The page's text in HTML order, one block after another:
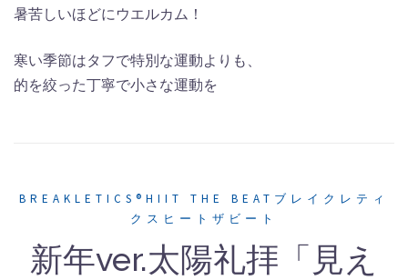
暑苦しいほどにウエルカム！
寒い季節はタフで特別な運動よりも、
的を絞った丁寧で小さな運動を
BREAKLETICS®HIIT THE BEATブレイクレティ
クスヒートザビート
新年ver.太陽礼拝「見え